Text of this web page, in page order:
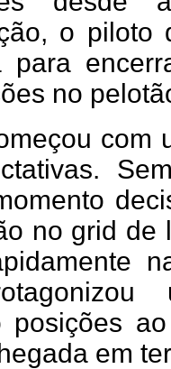
o piloto
para
no
com
no grid
posições
em